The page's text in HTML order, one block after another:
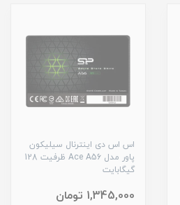
اس اس دی اینترنال سیلیکون
پاور مدل Ace A56 ظرفیت 128
گیگابایت
1,345,000 تومان